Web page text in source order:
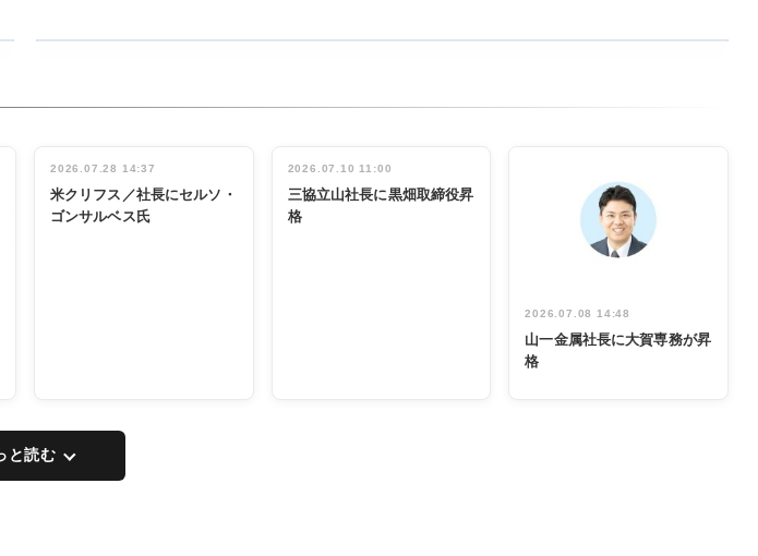
念祝う 業界
関係者ら220
人出席
2026.07.28 14:37
米クリフス／社長にセルソ・
ゴンサルベス氏
2026.07.10 11:00
三協立山社長に黒畑取締役昇
格
2026.07.08 14:48
山一金属社長に大賀専務が昇
格
と読む